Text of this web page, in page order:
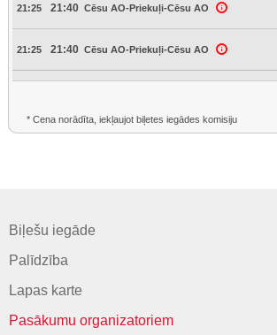
21:25 21:40 Cēsu AO-Priekuļi-Cēsu AO
21:25 21:40 Cēsu AO-Priekuļi-Cēsu AO
* Cena norādīta, iekļaujot biļetes iegādes komisiju
Biļešu iegāde
Palīdzība
Lapas karte
Pasākumu organizatoriem